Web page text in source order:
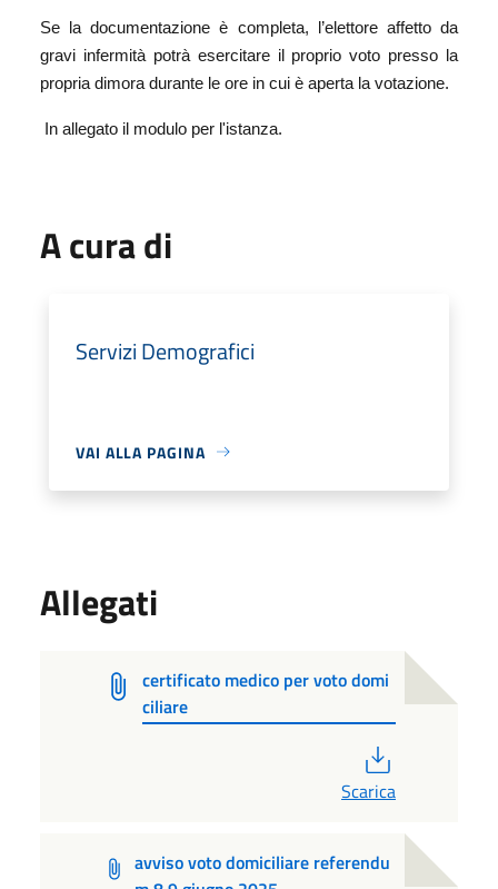
Se la documentazione è completa, l’elettore affetto da
gravi infermità potrà esercitare il proprio voto presso la
propria dimora durante le ore in cui è aperta la votazione.
In allegato il modulo per l'istanza.
A cura di
Servizi Demografici
VAI ALLA PAGINA
Allegati
certificato medico per voto domi
ciliare
Scarica
avviso voto domiciliare referendu